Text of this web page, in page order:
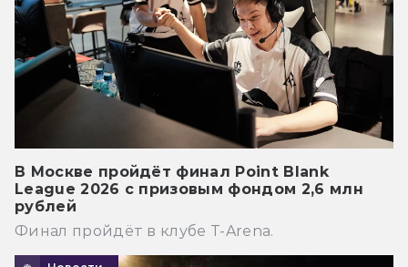
В Москве пройдёт финал Point Blank
League 2026 с призовым фондом 2,6 млн
рублей
Финал пройдёт в клубе T-Arena.